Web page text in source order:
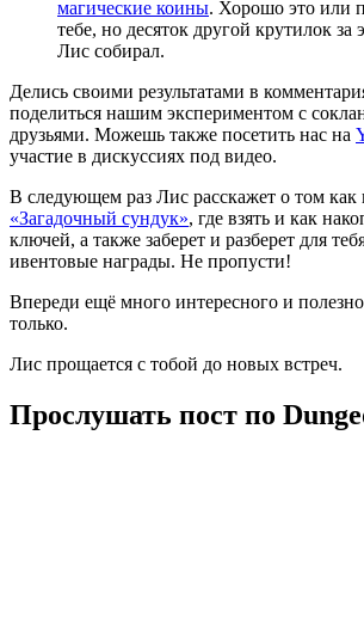
магические коины. Хорошо это или
тебе, но десяток другой крутилок за
Лис собирал.
Делись своими результатами в
поделиться нашим экспериментом с
друзьями. Можешь также посетить нас на
участие в дискуссиях под видео.
В следующем раз Лис расскажет о том
«Загадочный сундук», где взять и как
ключей, а также заберет и разберет для
ивентовые награды. Не пропусти!
Впереди ещё много интересного и
только.
Лис прощается с тобой до новых встреч.
Прослушать пост по